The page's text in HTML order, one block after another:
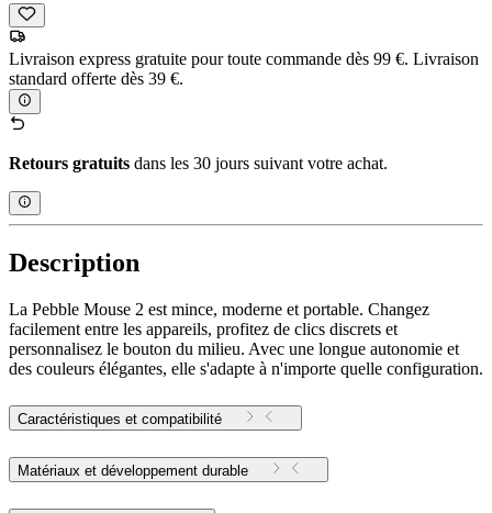
Livraison express gratuite pour toute commande dès 99 €. Livraison
standard offerte dès 39 €.
Retours gratuits dans les 30 jours suivant votre achat.
Description
La Pebble Mouse 2 est mince, moderne et portable. Changez
facilement entre les appareils, profitez de clics discrets et
personnalisez le bouton du milieu. Avec une longue autonomie et
des couleurs élégantes, elle s'adapte à n'importe quelle configuration.
Caractéristiques et compatibilité
Matériaux et développement durable